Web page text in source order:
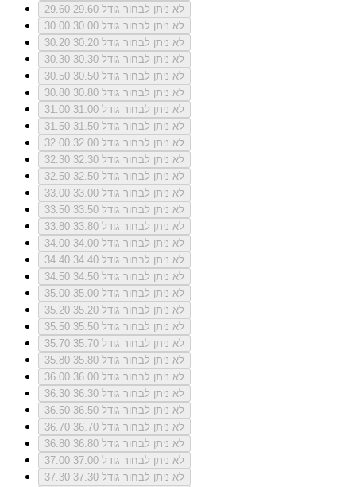
29.60
לא ניתן לבחור גודל 29.60
30.00
לא ניתן לבחור גודל 30.00
30.20
לא ניתן לבחור גודל 30.20
30.30
לא ניתן לבחור גודל 30.30
30.50
לא ניתן לבחור גודל 30.50
30.80
לא ניתן לבחור גודל 30.80
31.00
לא ניתן לבחור גודל 31.00
31.50
לא ניתן לבחור גודל 31.50
32.00
לא ניתן לבחור גודל 32.00
32.30
לא ניתן לבחור גודל 32.30
32.50
לא ניתן לבחור גודל 32.50
33.00
לא ניתן לבחור גודל 33.00
33.50
לא ניתן לבחור גודל 33.50
33.80
לא ניתן לבחור גודל 33.80
34.00
לא ניתן לבחור גודל 34.00
34.40
לא ניתן לבחור גודל 34.40
34.50
לא ניתן לבחור גודל 34.50
35.00
לא ניתן לבחור גודל 35.00
35.20
לא ניתן לבחור גודל 35.20
35.50
לא ניתן לבחור גודל 35.50
35.70
לא ניתן לבחור גודל 35.70
35.80
לא ניתן לבחור גודל 35.80
36.00
לא ניתן לבחור גודל 36.00
36.30
לא ניתן לבחור גודל 36.30
36.50
לא ניתן לבחור גודל 36.50
36.70
לא ניתן לבחור גודל 36.70
36.80
לא ניתן לבחור גודל 36.80
37.00
לא ניתן לבחור גודל 37.00
37.30
לא ניתן לבחור גודל 37.30